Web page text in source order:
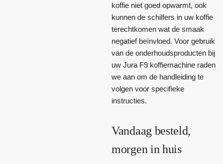
koffie niet goed opwarmt, ook
kunnen de schilfers in uw koffie
terechtkomen wat de smaak
negatief beïnvloed. Voor gebruik
van de onderhoudsproducten bij
uw Jura F9 koffiemachine raden
we aan om de handleiding te
volgen voor specifieke
instructies.
Vandaag besteld,
morgen in huis